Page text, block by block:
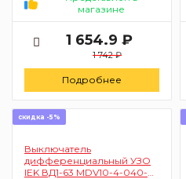
магазине
1 654.9 ₽
1 742 ₽
Подробнее
скидка -5%
Выключатель
дифференциальный УЗО
IEK ВД1-63 MDV10-4-040-